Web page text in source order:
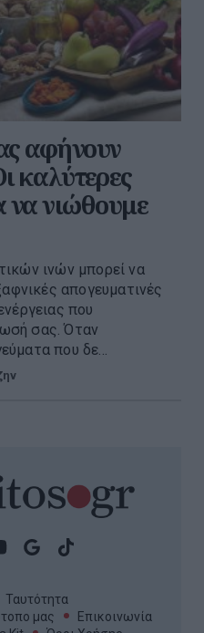
αφήνουν
καλύτερες
να νιώθουμε
ινών μπορεί να
απογευματινές
που
σας. Όταν
που δε...
Ταυτότητα
μας
Επικοινωνία